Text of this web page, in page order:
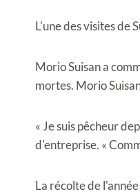
L'une des visites de
Morio Suisan a
mortes. Morio
« Je suis pêcheur
d'entreprise. «
La récolte de